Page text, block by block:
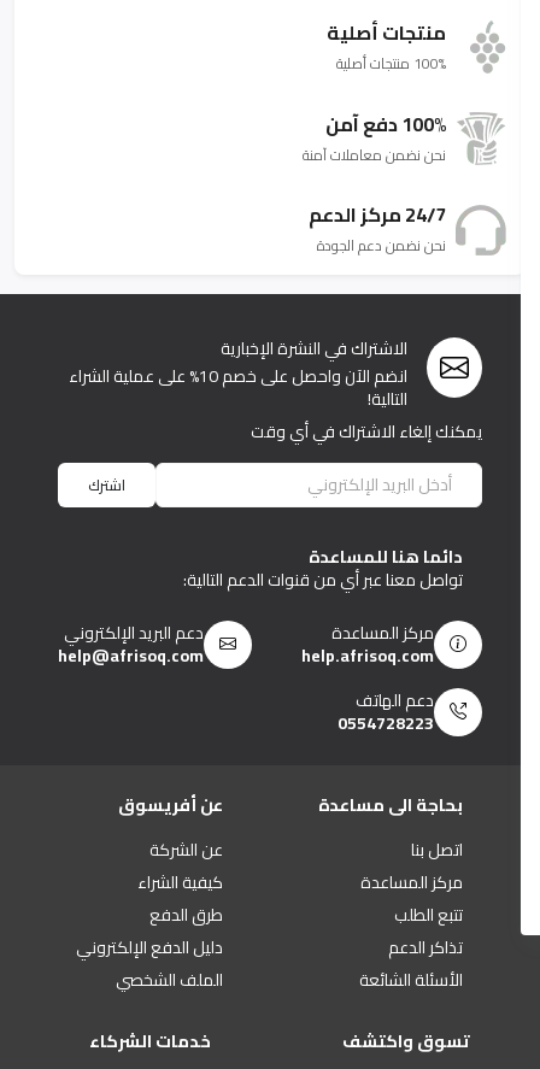
منتجات أصلية
100% منتجات أصلية
100% دفع آمن
نحن نضمن معاملات آمنة
24/7 مركز الدعم
نحن نضمن دعم الجودة
الاشتراك في النشرة الإخبارية
انضم الآن واحصل على خصم 10% على عملية الشراء
التالية!
يمكنك إلغاء الاشتراك في أي وقت
اشترك
دائما هنا للمساعدة
تواصل معنا عبر أي من قنوات الدعم التالية:
مركز المساعدة
help.afrisoq.com
دعم البريد الإلكتروني
help@afrisoq.com
دعم الهاتف
0554728223
بحاجة الى مساعدة
اتصل بنا
مركز المساعدة
تتبع الطلب
تذاكر الدعم
الأسئلة الشائعة
عن أفريسوق
عن الشركة
كيفية الشراء
طرق الدفع
دليل الدفع الإلكتروني
الملف الشخصي
تسوق واكتشف خدمات الشركاء